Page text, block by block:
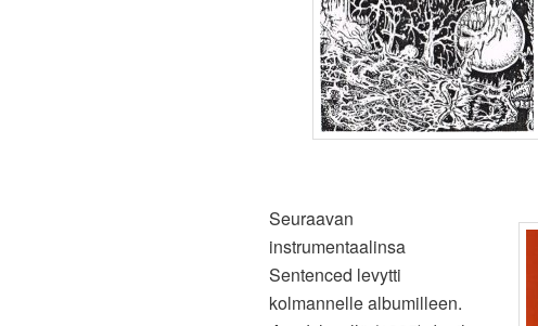
Seuraavan
instrumentaalinsa
Sentenced levytti
kolmannelle albumilleen.